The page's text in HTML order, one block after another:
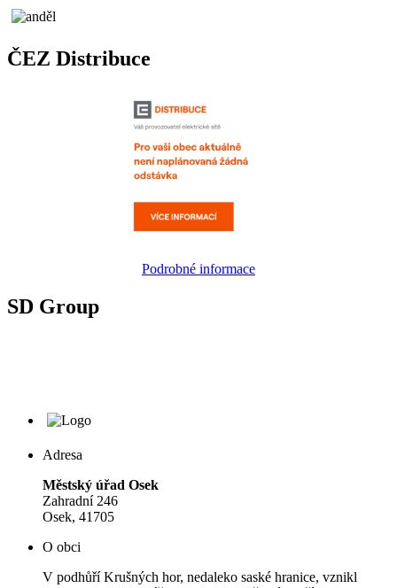
ČEZ Distribuce
Podrobné informace
SD Group
Adresa
Městský úřad Osek
Zahradní 246
Osek, 41705
O obci
V podhůří Krušných hor, nedaleko saské hranice, vznikl